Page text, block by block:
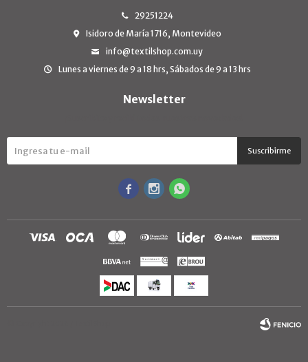
29251224
Isidoro de María 1716, Montevideo
info@textilshop.com.uy
Lunes a viernes de 9 a 18 hrs, Sábados de 9 a 13 hrs
Newsletter
Suscribirme
  